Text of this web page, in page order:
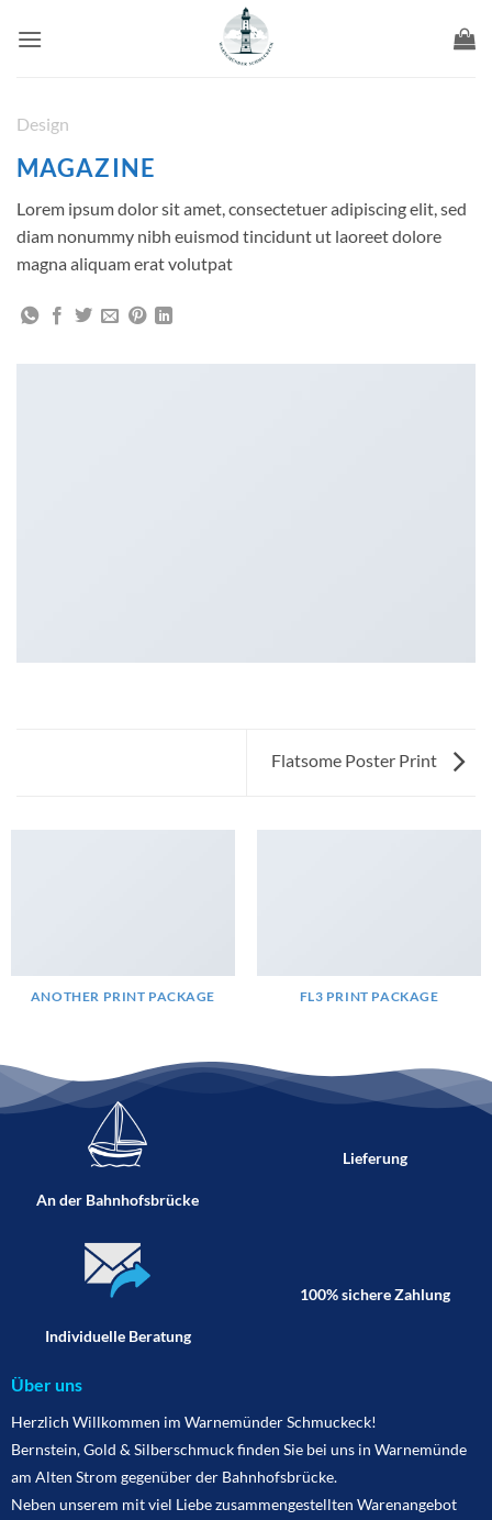
Inhalt
Design
MAGAZINE
Lorem ipsum dolor sit amet, consectetuer adipiscing elit, sed
diam nonummy nibh euismod tincidunt ut laoreet dolore
magna aliquam erat volutpat
Flatsome Poster Print
ANOTHER PRINT PACKAGE FL3 PRINT PACKAGE
An der Bahnhofsbrücke
Lieferung
Individuelle Beratung
100% sichere Zahlung
Über uns
Herzlich Willkommen im Warnemünder Schmuckeck!
Bernstein, Gold & Silberschmuck finden Sie bei uns in Warnemünde
am Alten Strom gegenüber der Bahnhofsbrücke.
Neben unserem mit viel Liebe zusammengestellten Warenangebot